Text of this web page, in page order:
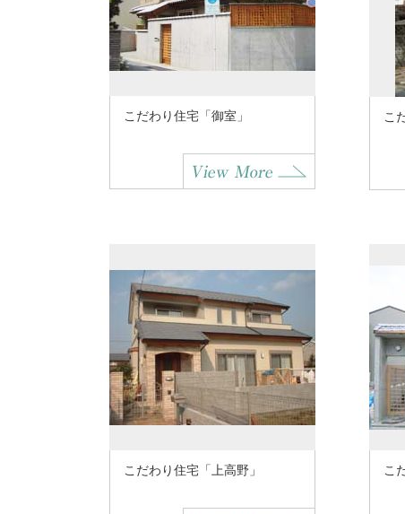
こだわり住宅「御室」 こ
こだわり住宅「上高野」 こ